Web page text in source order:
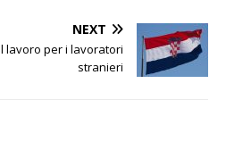
NEXT
lavoro per i lavoratori
stranieri